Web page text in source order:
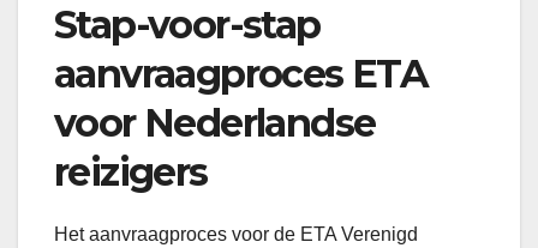
Stap-voor-stap
aanvraagproces ETA
voor Nederlandse
reizigers
Het aanvraagproces voor de ETA Verenigd